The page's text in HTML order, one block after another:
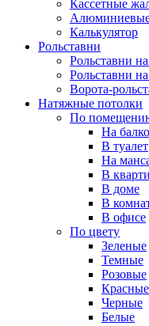
Кассетные
Калькулятор
Рольставни
Рольставни
Рольставни
Ворота-
Натяжные потолки
По
На
В туалет
На
В
В доме
В
В офисе
По цвету
Зеленые
Темные
Розовые
Красные
Черные
Белые